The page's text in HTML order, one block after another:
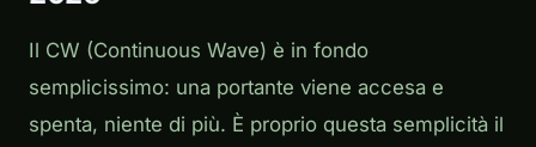
Il CW (Continuous Wave) è in fondo
semplicissimo: una portante viene accesa e
spenta, niente di più. È proprio questa semplicità il